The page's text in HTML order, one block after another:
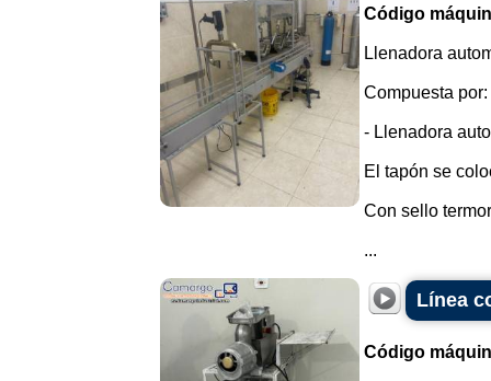
Código
Llenadora
Compuesta por:
- Llenadora
El tapón se
Con sello
...
Línea
Código